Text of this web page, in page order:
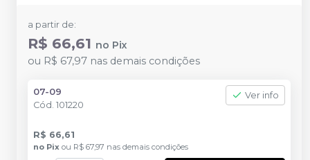
a partir de:
R$ 66,61 no Pix
ou R$ 67,97 nas demais condições
07-09
Cód. 101220
Ver info
R$ 66,61
no Pix ou R$ 67,97 nas demais condições